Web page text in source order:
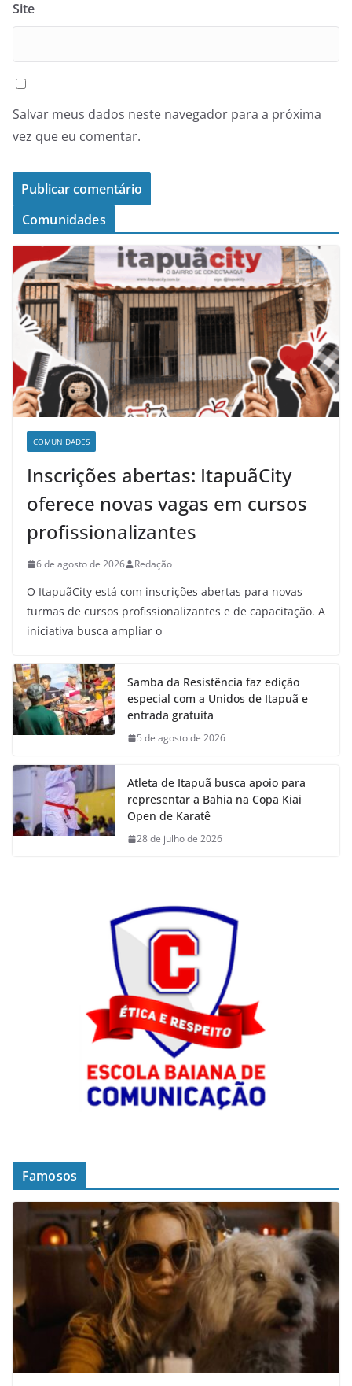
Site
Salvar meus dados neste navegador para a próxima
vez que eu comentar.
Comunidades
COMUNIDADES
Inscrições abertas: ItapuãCity
oferece novas vagas em cursos
profissionalizantes
6 de agosto de 2026 Redação
O ItapuãCity está com inscrições abertas para novas
turmas de cursos profissionalizantes e de capacitação. A
iniciativa busca ampliar o
Samba da Resistência faz edição
especial com a Unidos de Itapuã e
entrada gratuita
5 de agosto de 2026
Atleta de Itapuã busca apoio para
representar a Bahia na Copa Kiai
Open de Karatê
28 de julho de 2026
Famosos